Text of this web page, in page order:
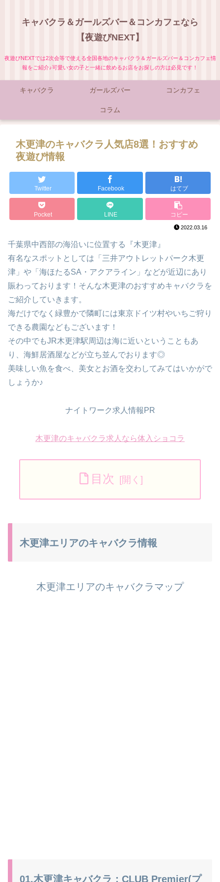
キャバクラ＆ガールズバー＆コンカフェなら
【夜遊びNEXT】
夜遊びNEXTでは2次会等で使える全国各地のキャバクラ＆ガールズバー＆コンカフェ情
報をご紹介♪可愛い女の子と一緒に飲めるお店をお探しの方は必見です！
キャバクラ ガールズバー コンカフェ
コラム
木更津のキャバクラ人気店8選！おすすめ
夜遊び情報
Twitter Facebook はてブ
Pocket LINE コピー
2022.03.16
千葉県中西部の海沿いに位置する『木更津』
有名なスポットとしては「三井アウトレットパーク木更
津」や「海ほたるSA・アクアライン」などが近辺にあり
賑わっております！そんな木更津のおすすめキャバクラを
ご紹介していきます。
海だけでなく緑豊かで隣町には東京ドイツ村やいちご狩り
できる農園などもございます！
その中でもJR木更津駅周辺は海に近いということもあ
り、海鮮居酒屋などが立ち並んでおります◎
美味しい魚を食べ、美女とお酒を交わしてみてはいかがで
しょうか♪
ナイトワーク求人情報PR
木更津のキャバクラ求人なら体入ショコラ
目次
木更津エリアのキャバクラ情報
木更津エリアのキャバクラマップ
01.木更津キャバクラ：CLUB Premier(プ